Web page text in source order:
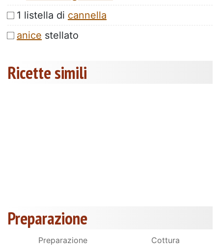
1 listella di cannella
anice stellato
Ricette simili
Preparazione
Preparazione
Cottura